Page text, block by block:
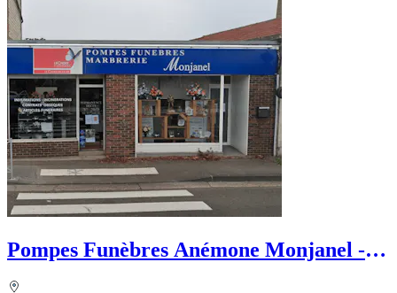
Pompes Funèbres Anémone Monjanel -